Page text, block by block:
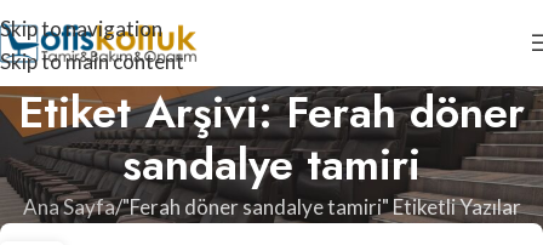
Skip to navigation
Skip to main content
Etiket Arşivi: Ferah döner
sandalye tamiri
Ana Sayfa "Ferah döner sandalye tamiri" Etiketli Yazılar